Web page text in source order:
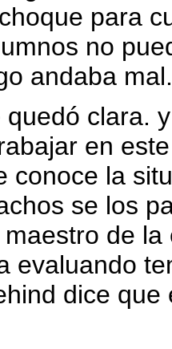
para
no
andaba mal.
clara.
en
conoce la
se los
de
evaluando
dice